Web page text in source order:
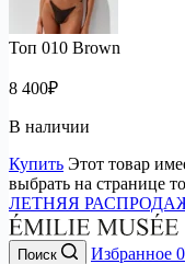
Топ 010 Brown
8 400₽
В наличии
Купить Этот товар
выбрать на странице
ЛЕТНЯЯ
Поиск Избранное 0